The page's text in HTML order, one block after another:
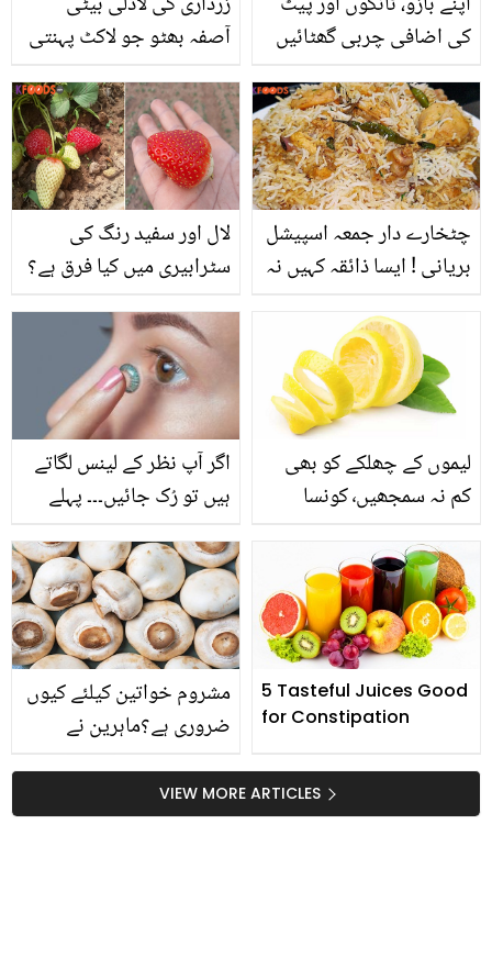
آصفہ بھٹو جو لاکٹ پہنتی
کی اضافی چربی گھٹائیں
آسان سا نسخہ اپنائیں
لال اور سفید رنگ کی
سٹرابیری میں کیا فرق ہے؟
شوق سے کھا رہے ہیں تو
اس پھل سے جُڑی یہ
معلومات ضرور جان لیں
چٹخارے دار جمعہ اسپیشل
بریانی ! ایسا ذائقہ کہیں نہ
اور آج ہی بنا لیں
اگر آپ نظر کے لینس لگاتے
ہیں تو رُک جائیں۔۔۔ پہلے
آنکھوں کے لئے نقصان دہ تو
نہیں ہیں
لیموں کے چھلکے کو بھی
کم نہ سمجھیں٬ کونسا
مشروم خواتین کیلئے کیوں
ضروری ہے؟ماہرین نے
5 Tasteful Juices Good
for Constipation
VIEW MORE ARTICLES